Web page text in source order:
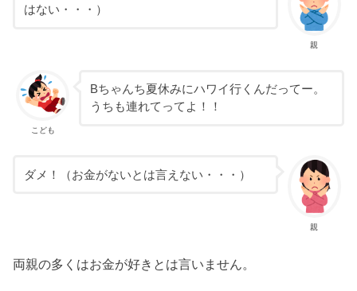
親
はない・・・）
こども
Bちゃんち夏休みにハワイ行くんだってー。
うちも連れてってよ！！
親
ダメ！（お金がないとは言えない・・・）
両親の多くはお金が好きとは言いません。